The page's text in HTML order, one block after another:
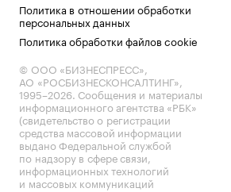
Политика в отношении обработки
персональных данных
Политика обработки файлов cookie
© ООО «БИЗНЕСПРЕСС»,
АО «РОСБИЗНЕСКОНСАЛТИНГ»,
1995–2026. Сообщения и материалы
информационного агентства «РБК»
(свидетельство о регистрации
средства массовой информации
выдано Федеральной службой
по надзору в сфере связи,
информационных технологий
и массовых коммуникаций